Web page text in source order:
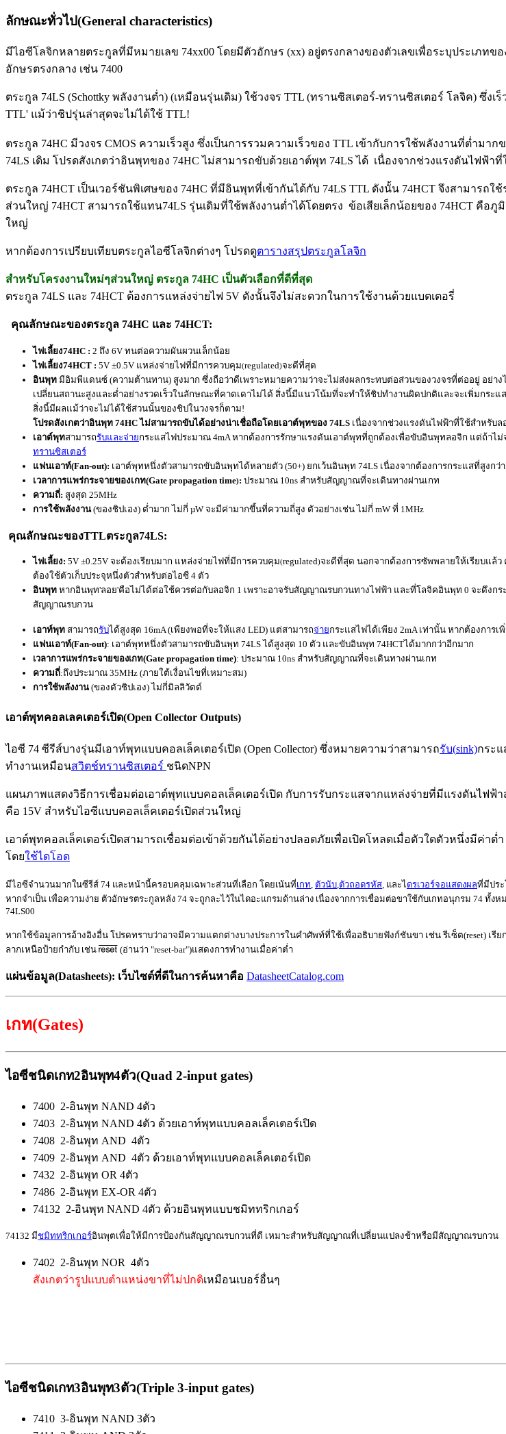
ลักษณะทั่วไป(General characteristics)
มีไอซีโลจิกหลายตระกูลที่มีหมายเลข 74xx00 โดยมีตัวอักษร (xx) อยู่ตรงกลางของตัวเลขเพื่อระบุประเภทขอ
อักษรตรงกลาง เช่น 7400
ตระกูล 74LS (Schottky พลังงานต่ำ) (เหมือนรุ่นเดิม) ใช้วงจร TTL (ทรานซิสเตอร์-ทรานซิสเตอร์ โลจิค) ซึ่
TTL' แม้ว่าชิปรุ่นล่าสุดจะไม่ได้ใช้ TTL!
ตระกูล 74HC มีวงจร CMOS ความเร็วสูง ซึ่งเป็นการรวมความเร็วของ TTL เข้ากับการใช้พลังงานที่ต่ำมา
74LS เดิม โปรดสังเกตว่าอินพุทของ 74HC ไม่สามารถขับด้วยเอาต์พุท 74LS ได้ เนื่องจากช่วงแรงดันไฟฟ้า
ตระกูล 74HCT เป็นเวอร์ชันพิเศษของ 74HC ที่มีอินพุทที่เข้ากันได้กับ 74LS TTL ดังนั้น 74HCT จึงสามารถใ
ส่วนใหญ่ 74HCT สามารถใช้แทน74LS รุ่นเดิมที่ใช้พลังงานต่ำได้โดยตรง ข้อเสียเล็กน้อยของ 74HCT
ใหญ่
หากต้องการเปรียบเทียบตระกูลไอซีโลจิกต่างๆ โปรดดูตารางสรุปตระกูลโลจิก
สำหรับโครงงานใหม่ๆส่วนใหญ่ ตระกูล 74HC เป็นตัวเลือกที่ดีที่สุด
ตระกูล 74LS และ 74HCT ต้องการแหล่งจ่ายไฟ 5V ดังนั้นจึงไม่สะดวกในการใช้งานด้วยแบตเตอรี่
คุณลักษณะของตระกูล 74HC และ 74HCT:
ไฟเลี้ยง74HC : 2 ถึง 6V ทนต่อความผันผวนเล็กน้อย
ไฟเลี้ยง74HCT : 5V ±0.5V แหล่งจ่ายไฟที่มีการควบคุม(regulated)จะดีที่สุด
อินพุท มีอิมพีแดนซ์ (ความต้านทาน) สูงมาก ซึ่งถือว่าดีเพราะหมายความว่าจะไม่ส่งผลกระทบต่อส่วนของวงจรที่ต่ออยู่ อย่
เปลี่ยนสถานะสูงและต่ำอย่างรวดเร็วในลักษณะที่คาดเดาไม่ได้ สิ่งนี้มีแนวโน้มที่จะทำให้ชิปทำงานผิดปกติและจะเพิ่มกระแ
สิ่งนี้มีผลแม้ว่าจะไม่ได้ใช้ส่วนนั้นของชิปในวงจรก็ตาม!
โปรดสังเกตว่าอินพุท 74HC ไม่สามารถขับได้อย่างน่าเชื่อถือโดยเอาต์พุทของ 74LS เนื่องจากช่วงแรงดันไฟฟ้าที่ใช้สำหรับล
เอาต์พุทสามารถรับและจ่ายกระแสไฟประมาณ 4mA หากต้องการรักษาแรงดันเอาต์พุทที่ถูกต้องเพื่อขับอินพุทลอจิก แต่ถ้า
ทรานซิสเตอร์
แฟนเอาท์(Fan-out): เอาต์พุทหนึ่งตัวสามารถขับอินพุทได้หลายตัว (50+) ยกเว้นอินพุท 74LS เนื่องจากต้องการกระแสที่สูงกว่
เวลาการแพร่กระจายของเกท(Gate propagation time): ประมาณ 10ns สำหรับสัญญาณที่จะเดินทางผ่านเกท
ความถี่: สูงสุด 25MHz
การใช้พลังงาน(ของชิปเอง) ต่ำมาก ไม่กี่ µW จะมีค่ามากขึ้นที่ความถี่สูง ตัวอย่างเช่น ไม่กี่ mW ที่ 1MHz
คุณลักษณะของTTLตระกูล74LS:
ไฟเลี้ยง: 5V ±0.25V จะต้องเรียบมาก แหล่งจ่ายไฟที่มีการควบคุม(regulated)จะดีที่สุด นอกจากต้องการซัพพลายให้เรียบแล้ว
ต้องใช้ตัวเก็บประจุหนึ่งตัวสำหรับต่อไอซี 4 ตัว
อินพุท หากอินพุท'ลอย'คือไม่ได้ต่อใช้ควรต่อกับลอจิก 1 เพราะอาจรับสัญญาณรบกวนทางไฟฟ้า และที่โลจิคอินพุท 0 จะดึงก
สัญญาณรบกวน
เอาท์พุท สามารถรับได้สูงสุด 16mA (เพียงพอที่จะให้แสง LED) แต่สามารถจ่ายกระแสไฟได้เพียง 2mA เท่านั้น หากต้องการ
แฟนเอาท์(Fan-out): เอาต์พุทหนึ่งตัวสามารถขับอินพุท 74LS ได้สูงสุด 10 ตัว และขับอินพุท 74HCTได้มากกว่าอีกมาก
เวลาการแพร่กระจายของเกท(Gate propagation time): ประมาณ 10ns สำหรับสัญญาณที่จะเดินทางผ่านเกท
ความถี่:ถึงประมาณ 35MHz (ภายใต้เงื่อนไขที่เหมาะสม)
การใช้พลังงาน (ของตัวชิปเอง) ไม่กี่มิลลิวัตต์
เอาต์พุทคอลเลคเตอร์เปิด(Open Collector Outputs)
ไอซี 74 ซีรีส์บางรุ่นมีเอาท์พุทแบบคอลเล็คเตอร์เปิด (Open Collector) ซึ่งหมายความว่าสามารถรับ(sink)กระ
ทำงานเหมือนสวิตช์ทรานซิสเตอร์ ชนิดNPN
แผนภาพแสดงวิธีการเชื่อมต่อเอาต์พุทแบบคอลเล็คเตอร์เปิด กับการรับกระแสจากแหล่งจ่ายที่มีแรงดันไฟฟ้า
คือ 15V สำหรับไอซีแบบคอลเล็คเตอร์เปิดส่วนใหญ่
เอาต์พุทคอลเล็คเตอร์เปิดสามารถเชื่อมต่อเข้าด้วยกันได้อย่างปลอดภัยเพื่อเปิดโหลดเมื่อตัวใดตัวหนึ่งมีค่าต่
โดยใช้ไดโอด
มีไอซีจำนวนมากในซีรีส์ 74 และหน้านี้ครอบคลุมเฉพาะส่วนที่เลือก โดยเน้นที่เกท, ตัวนับ,ตัวถอดรหัส, และไดรเวอร์จอแสดงผลที่มีประ
หากจำเป็น เพื่อความง่าย ตัวอักษรตระกูลหลัง 74 จะถูกละไว้ในไดอะแกรมด้านล่าง เนื่องจากการเชื่อมต่อขาใช้กับเกทอนุกรม 74 ทั้งห
74LS00
หากใช้ข้อมูลการอ้างอิงอื่น โปรดทราบว่าอาจมีความแตกต่างบางประการในคำศัพท์ที่ใช้เพื่ออธิบายฟังก์ชันขา เช่น รีเซ็ต(reset) เรี
ลากเหนือป้ายกำกับ เช่น (อ่านว่า "reset-bar")แสดงการทำงานเมื่อค่าต่ำ
แผ่นข้อมูล(Datasheets): เว็บไซต์ที่ดีในการค้นหาคือ DatasheetCatalog.com
เกท(Gates)
ไอซีชนิดเกท2อินพุท4ตัว(Quad 2-input gates)
7400 2-อินพุท NAND 4ตัว
7403 2-อินพุท NAND 4ตัว ด้วยเอาท์พุทแบบคอลเล็คเตอร์เปิด
7408 2-อินพุท AND 4ตัว
7409 2-อินพุท AND 4ตัว ด้วยเอาท์พุทแบบคอลเล็คเตอร์เปิด
7432 2-อินพุท OR 4ตัว
7486 2-อินพุท EX-OR 4ตัว
74132 2-อินพุท NAND 4ตัว ด้วยอินพุทแบบชมิททริกเกอร์
74132 มีชมิททริกเกอร์อินพุตเพื่อให้มีการป้องกันสัญญาณรบกวนที่ดี เหมาะสำหรับสัญญาณที่เปลี่ยนแปลงช้าหรือมีสัญญาณรบกวน
7402 2-อินพุท NOR 4ตัว
สังเกตว่ารูปแบบตำแหน่งขาที่ไม่ปกดิเหมือนเบอร์อื่นๆ
ไอซีชนิดเกท3อินพุท3ตัว(Triple 3-input gates)
7410 3-อินพุท NAND 3ตัว